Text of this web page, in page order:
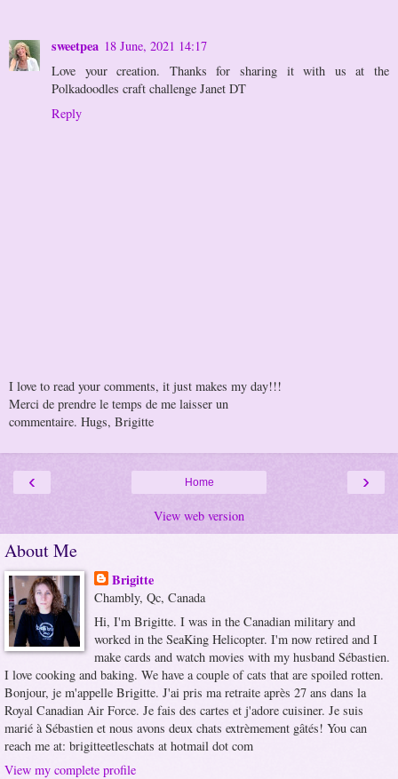
sweetpea 18 June, 2021 14:17
Love your creation. Thanks for sharing it with us at the
Polkadoodles craft challenge Janet DT
Reply
I love to read your comments, it just makes my day!!!
Merci de prendre le temps de me laisser un
commentaire. Hugs, Brigitte
‹ ›
Home
View web version
About Me
Brigitte
Chambly, Qc, Canada
Hi, I'm Brigitte. I was in the Canadian military and
worked in the SeaKing Helicopter. I'm now retired and I
make cards and watch movies with my husband Sébastien.
I love cooking and baking. We have a couple of cats that are spoiled rotten.
Bonjour, je m'appelle Brigitte. J'ai pris ma retraite après 27 ans dans la
Royal Canadian Air Force. Je fais des cartes et j'adore cuisiner. Je suis
marié à Sébastien et nous avons deux chats extrèmement gâtés! You can
reach me at: brigitteetleschats at hotmail dot com
View my complete profile